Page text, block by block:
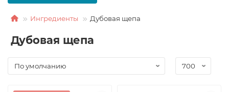
Ингредиенты Дубовая щепа
Дубовая щепа